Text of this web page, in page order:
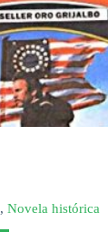
, Novela histórica